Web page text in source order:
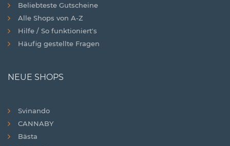
Beliebteste Gutscheine
Alle Shops von A-Z
Hilfe / So funktioniert's
Häufig gestellte Fragen
NEUE SHOPS
Svinando
CANNABY
Bästa